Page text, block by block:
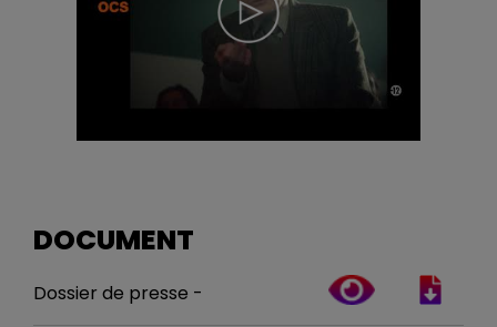
DOCUMENT
Dossier de presse -